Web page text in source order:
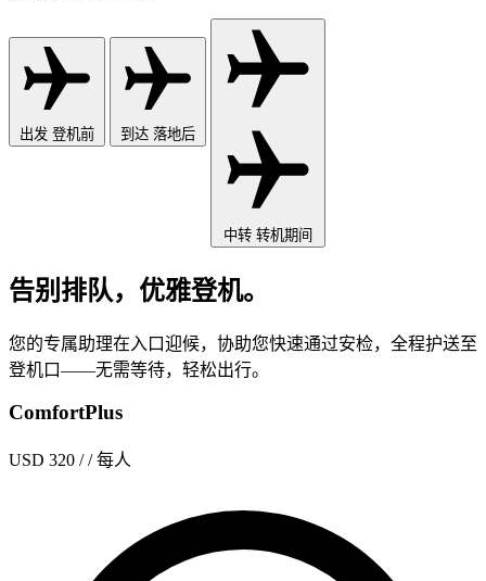
出发 登机前 到达 落地后
中转 转机期间
告别排队，优雅登机。
您的专属助理在入口迎候，协助您快速通过安检，全程护送至
登机口——无需等待，轻松出行。
ComfortPlus
USD 320 / / 每人